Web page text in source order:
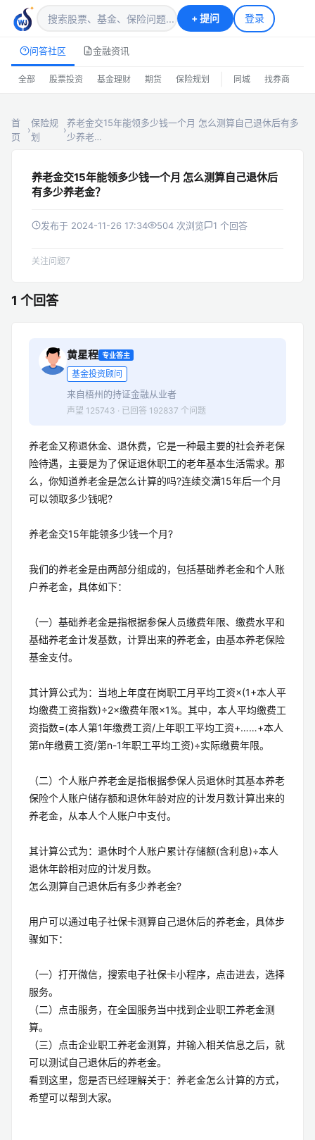
+提问 登录
问答社区 金融资讯
全部 股票投资 基金理财 期货 保险规划 同城 找券商
首
页
›
保险规
划
›
养老金交15年能领多少钱一个月 怎么测算自己退休后有多
少养老…
养老金交15年能领多少钱一个月 怎么测算自己退休后
有多少养老金？
发布于 2024-11-26 17:34 504 次浏览 1 个回答
关注问题7
1 个回答
黄星程 专业答主
基金投资顾问
来自梧州的持证金融从业者
声望 125743 · 已回答 192837 个问题
养老金又称退休金、退休费，它是一种最主要的社会养老保
险待遇，主要是为了保证退休职工的老年基本生活需求。那
么，你知道养老金是怎么计算的吗?连续交满15年后一个月
可以领取多少钱呢?
养老金交15年能领多少钱一个月?
我们的养老金是由两部分组成的，包括基础养老金和个人账
户养老金，具体如下：
（一）基础养老金是指根据参保人员缴费年限、缴费水平和
基础养老金计发基数，计算出来的养老金，由基本养老保险
基金支付。
其计算公式为：当地上年度在岗职工月平均工资×(1+本人平
均缴费工资指数)÷2×缴费年限×1%。其中，本人平均缴费工
资指数=(本人第1年缴费工资/上年职工平均工资+……+本人
第n年缴费工资/第n-1年职工平均工资)÷实际缴费年限。
（二）个人账户养老金是指根据参保人员退休时其基本养老
保险个人账户储存额和退休年龄对应的计发月数计算出来的
养老金，从本人个人账户中支付。
其计算公式为：退休时个人账户累计存储额(含利息)÷本人
退休年龄相对应的计发月数。
怎么测算自己退休后有多少养老金?
用户可以通过电子社保卡测算自己退休后的养老金，具体步
骤如下：
（一）打开微信，搜索电子社保卡小程序，点击进去，选择
服务。
（二）点击服务，在全国服务当中找到企业职工养老金测
算。
（三）点击企业职工养老金测算，并输入相关信息之后，就
可以测试自己退休后的养老金。
看到这里，您是否已经理解关于：养老金怎么计算的方式，
希望可以帮到大家。